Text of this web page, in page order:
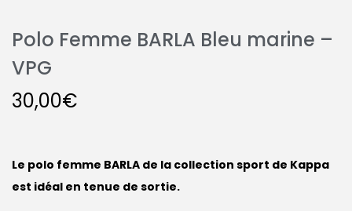
Polo Femme BARLA Bleu marine –
VPG
30,00€
Le polo femme BARLA de la collection sport de Kappa
est idéal en tenue de sortie.